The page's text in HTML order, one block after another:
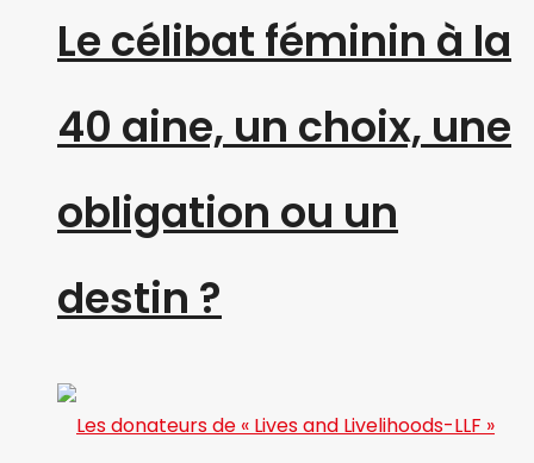
Le célibat féminin à la
40 aine, un choix, une
obligation ou un
destin ?